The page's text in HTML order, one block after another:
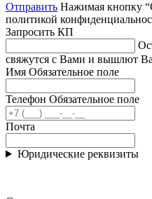
Отправить Нажимая кнопку
политикой
Запросить КП
свяжутся с Вами и вышлют
Имя Обязательное поле
Телефон Обязательное поле
Почта
Юридические реквизиты